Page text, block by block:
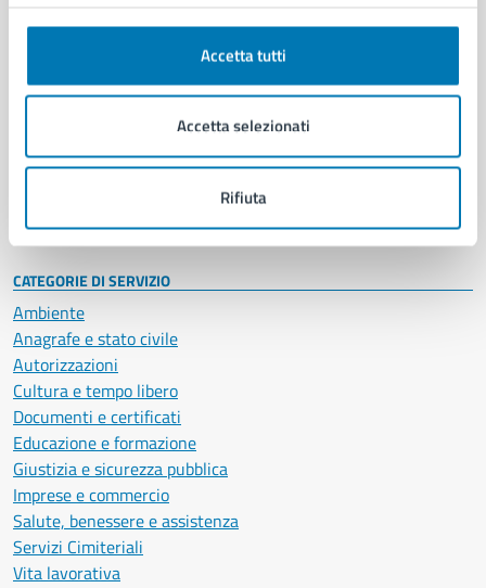
Accetta tutti
Accetta selezionati
Rifiuta
Organi di governo
Enti e fondazioni
Personale amministrativo
Intranet, posta aziendale e protocollo
CATEGORIE DI SERVIZIO
Ambiente
Anagrafe e stato civile
Autorizzazioni
Cultura e tempo libero
Documenti e certificati
Educazione e formazione
Giustizia e sicurezza pubblica
Imprese e commercio
Salute, benessere e assistenza
Servizi Cimiteriali
Vita lavorativa